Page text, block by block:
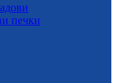
печки